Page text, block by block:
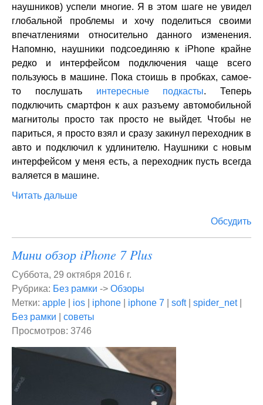
наушников) успели многие. Я в этом шаге не увидел
глобальной проблемы и хочу поделиться своими
впечатлениями относительно данного изменения.
Напомню, наушники подсоединяю к iPhone крайне
редко и интерфейсом подключения чаще всего
пользуюсь в машине. Пока стоишь в пробках, самое-
то послушать интересные подкасты. Теперь
подключить смартфон к aux разъему автомобильной
магнитолы просто так просто не выйдет. Чтобы не
париться, я просто взял и сразу закинул переходник в
авто и подключил к удлинителю. Наушники с новым
интерфейсом у меня есть, а переходник пусть всегда
валяется в машине.
Читать дальше
Обсудить
Мини обзор iPhone 7 Plus
Суббота, 29 октября 2016 г.
Рубрика: Без рамки -> Обзоры
Метки: apple ios iphone iphone 7 soft| spider_net|
Без рамки
советы
Просмотров: 3746